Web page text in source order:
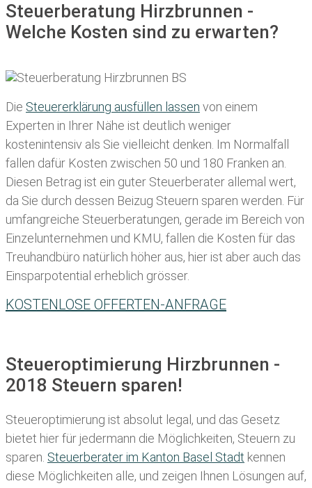
Steuerberatung Hirzbrunnen -
Welche Kosten sind zu erwarten?
Die Steuererklärung ausfüllen lassen von einem
Experten in Ihrer Nähe ist deutlich weniger
kostenintensiv als Sie vielleicht denken. Im Normalfall
fallen dafür Kosten zwischen 50 und 180 Franken an.
Diesen Betrag ist ein guter Steuerberater allemal wert,
da Sie durch dessen Beizug Steuern sparen werden. Für
umfangreiche Steuerberatungen, gerade im Bereich von
Einzelunternehmen und KMU, fallen die Kosten für das
Treuhandbüro natürlich höher aus, hier ist aber auch das
Einsparpotential erheblich grösser.
KOSTENLOSE OFFERTEN-ANFRAGE
Steueroptimierung Hirzbrunnen -
2018 Steuern sparen!
Steueroptimierung ist absolut legal, und das Gesetz
bietet hier für jedermann die Möglichkeiten, Steuern zu
sparen. Steuerberater im K anton Basel Stadt kennen
diese Möglichkeiten alle, und zeigen Ihnen Lösungen auf,